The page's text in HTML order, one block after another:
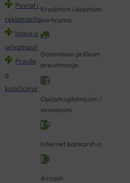
Povrat i
reklamacija
Izjava o
privatnosti
Pravila
o
kolačićima
Kreditnim i debitnim
karticama
Gotovinom prilikom
preuzimanja
Općom uplatnicom /
virmanom
Internet bankarstvo
Aircash